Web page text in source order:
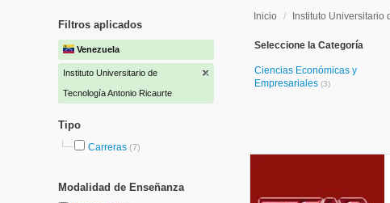
Filtros aplicados
Venezuela
Instituto Universitario de
Tecnología Antonio Ricaurte
Tipo
Carreras (7)
Modalidad de Enseñanza
Inicio / Instituto Universitario
Seleccione la Categoría
Ciencias Económicas y
Empresariales (3)